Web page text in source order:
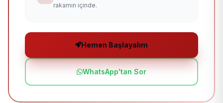
rakamın içinde.
Hemen Başlayalım
WhatsApp'tan Sor